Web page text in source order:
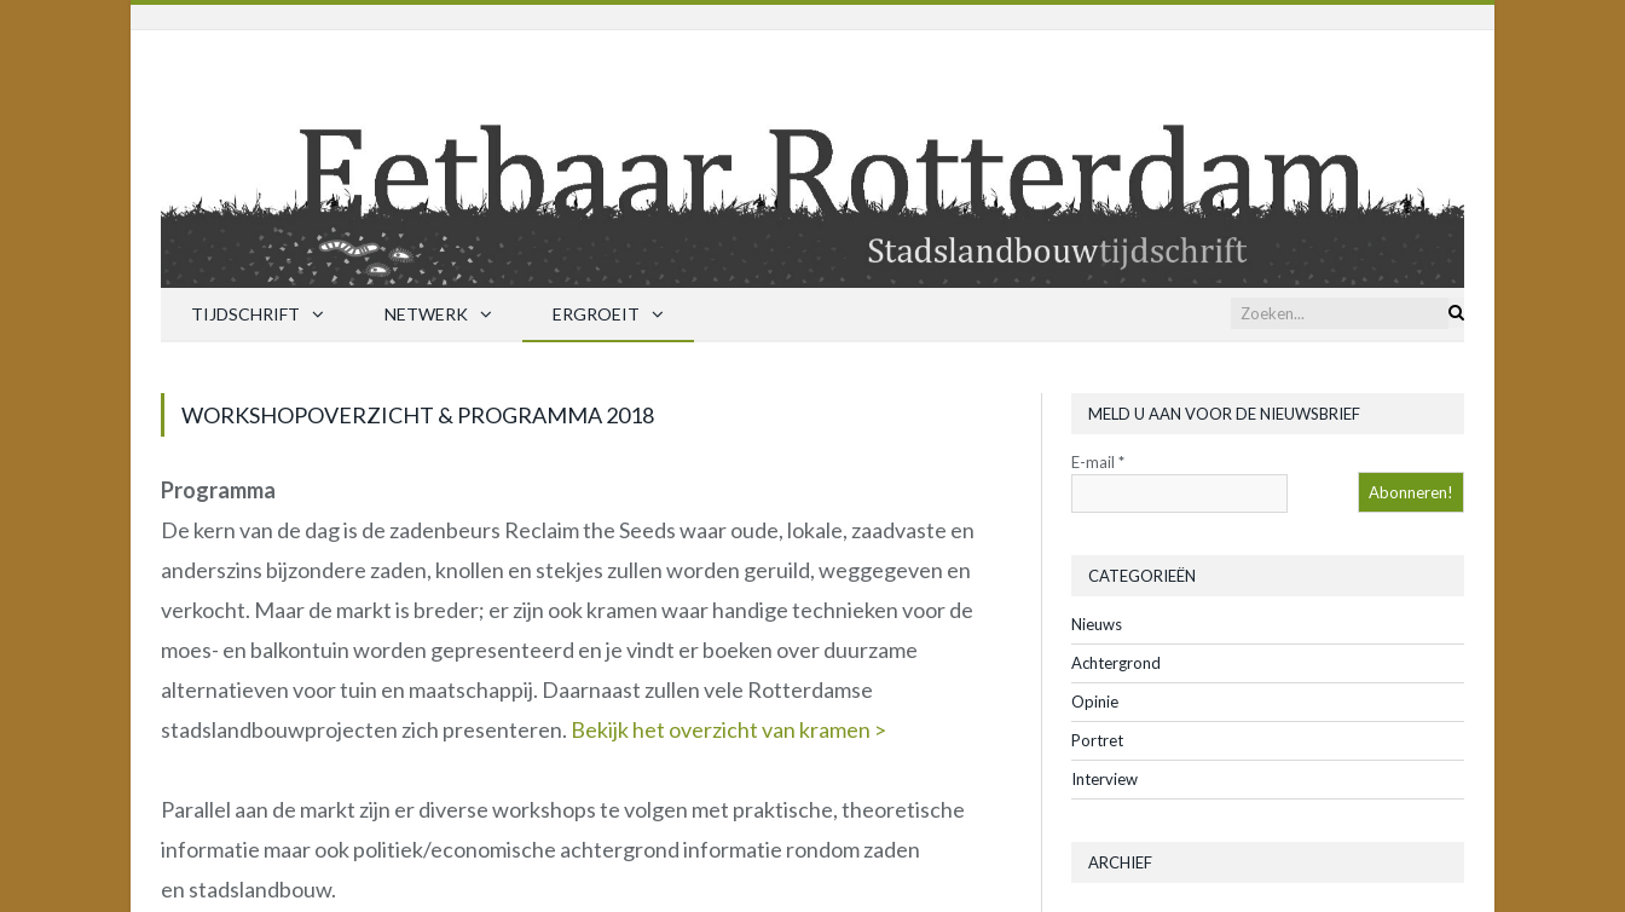
TIJDSCHRIFT NETWERK ERGROEIT
WORKSHOPOVERZICHT & PROGRAMMA 2018
Programma
De kern van de dag is de zadenbeurs Reclaim the Seeds waar oude, lokale, zaadvaste en
anderszins bijzondere zaden, knollen en stekjes zullen worden geruild, weggegeven en
verkocht. Maar de markt is breder; er zijn ook kramen waar handige technieken voor de
moes- en balkontuin worden gepresenteerd en je vindt er boeken over duurzame
alternatieven voor tuin en maatschappij. Daarnaast zullen vele Rotterdamse
stadslandbouwprojecten zich presenteren. Bekijk het overzicht van kramen >
Parallel aan de markt zijn er diverse workshops te volgen met praktische, theoretische
informatie maar ook politiek/economische achtergrond informatie rondom zaden
en stadslandbouw.
MELD U AAN VOOR DE NIEUWSBRIEF
E-mail *
CATEGORIEËN
Nieuws
Achtergrond
Opinie
Portret
Interview
ARCHIEF